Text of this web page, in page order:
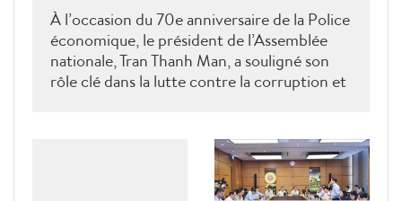
À l’occasion du 70e anniversaire de la Police
économique, le président de l’Assemblée
nationale, Tran Thanh Man, a souligné son
rôle clé dans la lutte contre la corruption et